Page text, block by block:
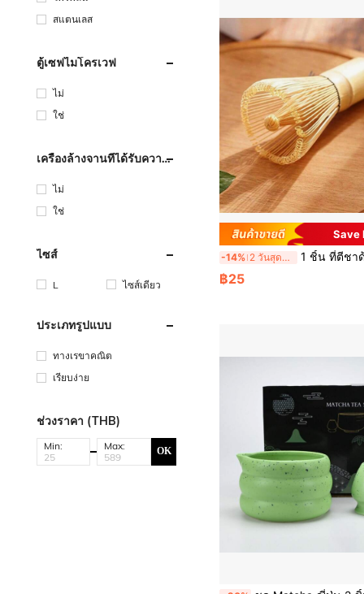
สแตนเลส
ตู้เซฟไมโครเวฟ
ไม่
ใช่
เครื่องล้างจานที่ได้รับความ
ไม่
ใช่
ไซส์
L ไซส์เดียว
ประเภทรูปแบบ
ทางเรขาคณิต
เรียบง่าย
ช่วงราคา (THB)
Min: Max: OK
Save
-14% 2 วันสุดท้าย 1 ชิ้น ที่ตีชาด้วยไม้ไผ่ ชา ช้อน Matcha ชา ช้อน แล
฿25